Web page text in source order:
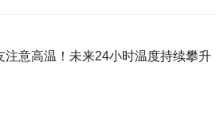
意高温！未来24小时温度持续攀升